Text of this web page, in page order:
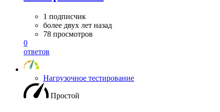
1 подписчик
более двух лет назад
78 просмотров
0
ответов
Нагрузочное тестирование
Простой